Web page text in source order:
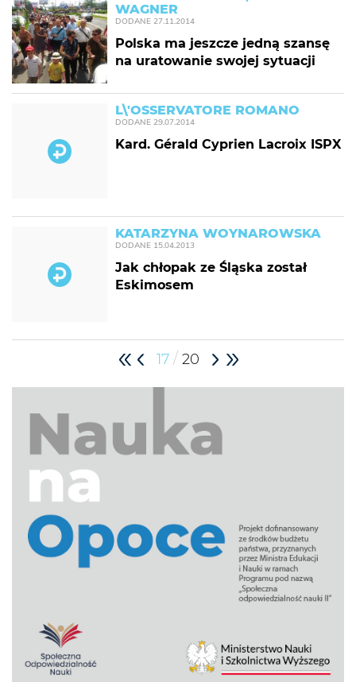
WAGNER
DODANE 27.11.2014
Polska ma jeszcze jedną szansę
na uratowanie swojej sytuacji
L\'OSSERVATORE ROMANO
DODANE 29.07.2014
Kard. Gérald Cyprien Lacroix ISPX
KATARZYNA WOYNAROWSKA
DODANE 15.04.2013
Jak chłopak ze Śląska został
Eskimosem
17 / 20